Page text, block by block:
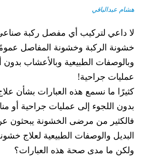
هشام عبدالباقي
لا داعي لتركيب أي مفصل ركبة
خشونة الركبة وخشونة المفاصل
وبالوصفات الطبيعية وبالأعشاب
عمليات جراحية!
كثيرًا ما نسمع هذه العبارات بشأن
بدون اللجوء إلى عمليات جراحية أو
فالكثير من مرضى الخشونة
البديل والوصفات الطبيعية لعلاج
ولكن ما مدى صحة هذه العبارات؟